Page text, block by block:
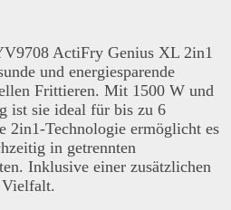
ActiFry Genius XL 2in1
und energiesparende
Frittieren. Mit 1500 W und
ist sie ideal für bis zu 6
2in1-Technologie ermöglicht es
in getrennten
Inklusive einer zusätzlichen